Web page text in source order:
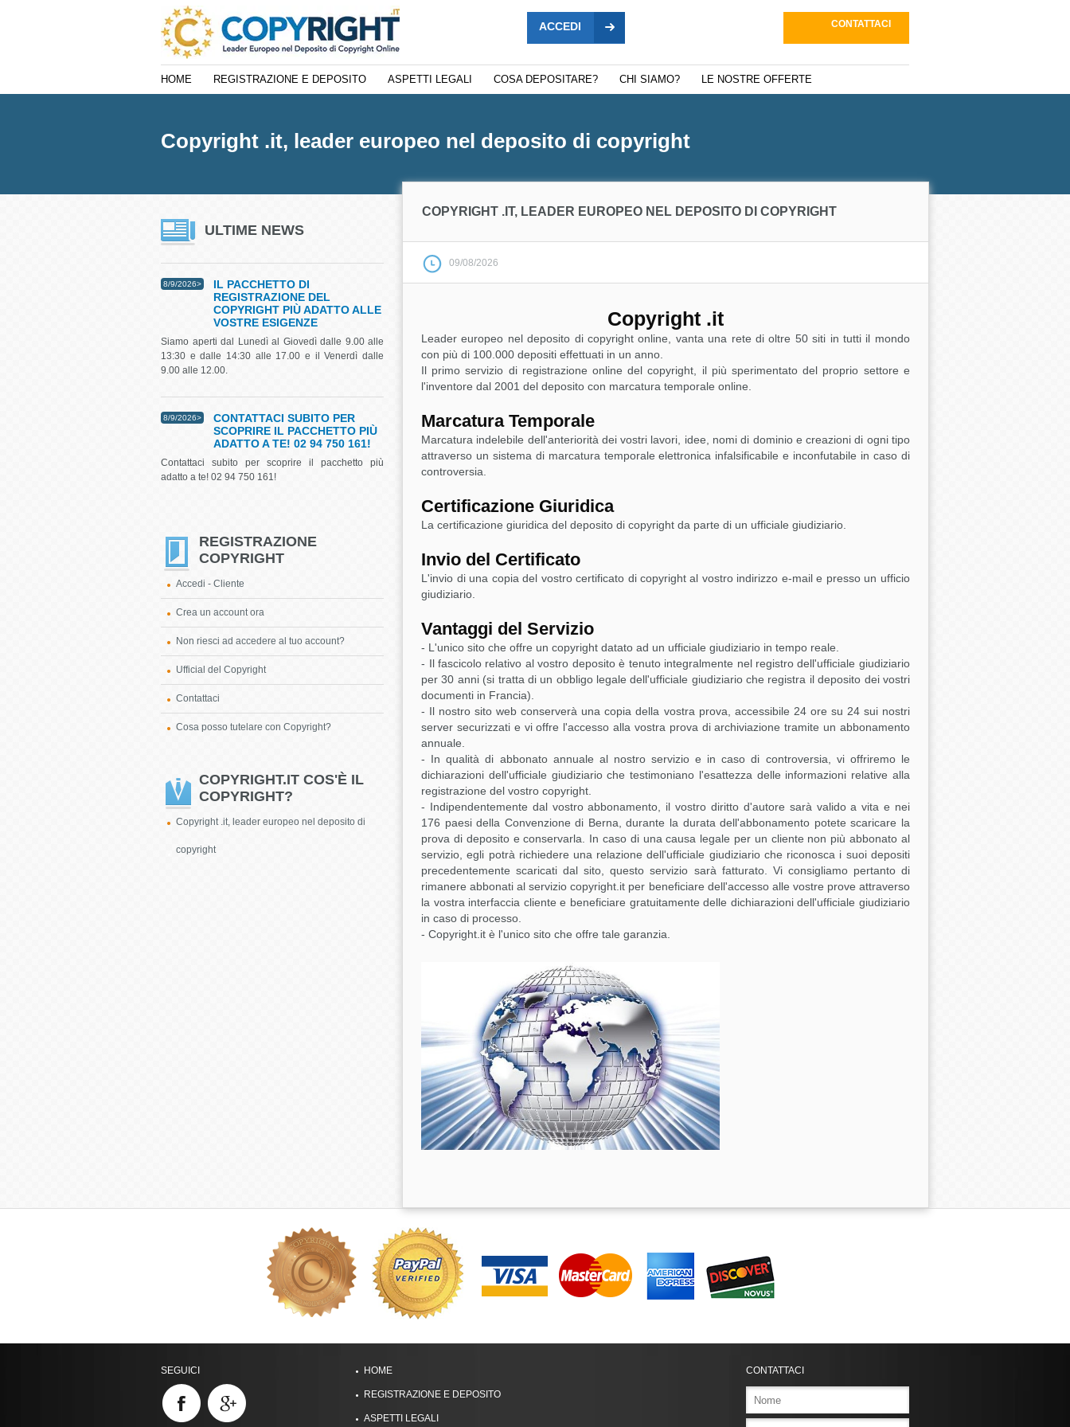
ACCEDI CONTATTACI
HOME REGISTRAZIONE E DEPOSITO ASPETTI LEGALI COSA DEPOSITARE? CHI SIAMO? LE NOSTRE OFFERTE
Copyright .it, leader europeo nel deposito di copyright
ULTIME NEWS
8/9/2026>
IL PACCHETTO DI
REGISTRAZIONE DEL
COPYRIGHT PIÙ ADATTO ALLE
VOSTRE ESIGENZE
Siamo aperti dal Lunedì al Giovedì dalle 9.00 alle
13:30 e dalle 14:30 alle 17.00 e il Venerdì dalle
9.00 alle 12.00.
8/9/2026>
CONTATTACI SUBITO PER
SCOPRIRE IL PACCHETTO PIÙ
ADATTO A TE! 02 94 750 161!
Contattaci subito per scoprire il pacchetto più
adatto a te! 02 94 750 161!
REGISTRAZIONE
COPYRIGHT
Accedi - Cliente
Crea un account ora
Non riesci ad accedere al tuo account?
Ufficial del Copyright
Contattaci
Cosa posso tutelare con Copyright?
COPYRIGHT.IT COS'È IL
COPYRIGHT?
Copyright .it, leader europeo nel deposito di
copyright
COPYRIGHT .IT, LEADER EUROPEO NEL DEPOSITO DI COPYRIGHT
09/08/2026
Copyright .it
Leader europeo nel deposito di copyright online, vanta una rete di oltre 50 siti in tutti il mondo
con più di 100.000 depositi effettuati in un anno.
Il primo servizio di registrazione online del copyright, il più sperimentato del proprio settore e
l'inventore dal 2001 del deposito con marcatura temporale online.
Marcatura Temporale
Marcatura indelebile dell'anteriorità dei vostri lavori, idee, nomi di dominio e creazioni di ogni tipo
attraverso un sistema di marcatura temporale elettronica infalsificabile e inconfutabile in caso di
controversia.
Certificazione Giuridica
La certificazione giuridica del deposito di copyright da parte di un ufficiale giudiziario.
Invio del Certificato
L'invio di una copia del vostro certificato di copyright al vostro indirizzo e-mail e presso un ufficio
giudiziario.
Vantaggi del Servizio
- L'unico sito che offre un copyright datato ad un ufficiale giudiziario in tempo reale.
- Il fascicolo relativo al vostro deposito è tenuto integralmente nel registro dell'ufficiale giudiziario
per 30 anni (si tratta di un obbligo legale dell'ufficiale giudiziario che registra il deposito dei vostri
documenti in Francia).
- Il nostro sito web conserverà una copia della vostra prova, accessibile 24 ore su 24 sui nostri
server securizzati e vi offre l'accesso alla vostra prova di archiviazione tramite un abbonamento
annuale.
- In qualità di abbonato annuale al nostro servizio e in caso di controversia, vi offriremo le
dichiarazioni dell'ufficiale giudiziario che testimoniano l'esattezza delle informazioni relative alla
registrazione del vostro copyright.
- Indipendentemente dal vostro abbonamento, il vostro diritto d'autore sarà valido a vita e nei
176 paesi della Convenzione di Berna, durante la durata dell'abbonamento potete scaricare la
prova di deposito e conservarla. In caso di una causa legale per un cliente non più abbonato al
servizio, egli potrà richiedere una relazione dell'ufficiale giudiziario che riconosca i suoi depositi
precedentemente scaricati dal sito, questo servizio sarà fatturato. Vi consigliamo pertanto di
rimanere abbonati al servizio copyright.it per beneficiare dell'accesso alle vostre prove attraverso
la vostra interfaccia cliente e beneficiare gratuitamente delle dichiarazioni dell'ufficiale giudiziario
in caso di processo.
- Copyright.it è l'unico sito che offre tale garanzia.
SEGUICI HOME
REGISTRAZIONE E DEPOSITO
ASPETTI LEGALI
CONTATTACI